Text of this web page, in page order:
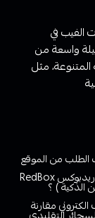
الفيب في
واسعة من
مثل
من الموقع
ما هي خدمة ريدبوكس RedBox
الذكية ) ؟
مقارنة